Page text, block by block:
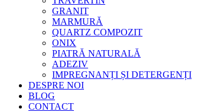
GRANIT
MARMURĂ
QUARTZ COMPOZIT
ONIX
PIATRĂ NATURALĂ
ADEZIV
IMPREGNANȚI ȘI DETERGENȚI
DESPRE NOI
BLOG
CONTACT